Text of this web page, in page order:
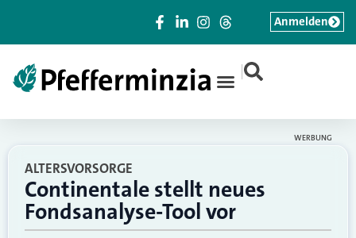
|
Anmelden
WERBUNG
ALTERSVORSORGE
Continentale stellt neues
Fondsanalyse-Tool vor